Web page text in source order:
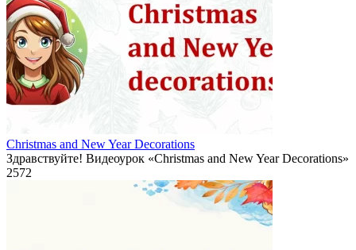
Christmas and New Year Decorations
Здравствуйте! Видеоурок «Christmas and New Year Decorations»
2572